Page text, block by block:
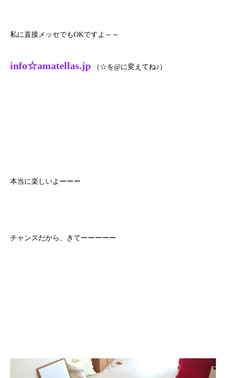
私に直接メッセでもOKですよ～～
info☆amatellas.jp （☆を@に変えてね♪）
本当に楽しいよーーー
チャンスだから、きてーーーーー